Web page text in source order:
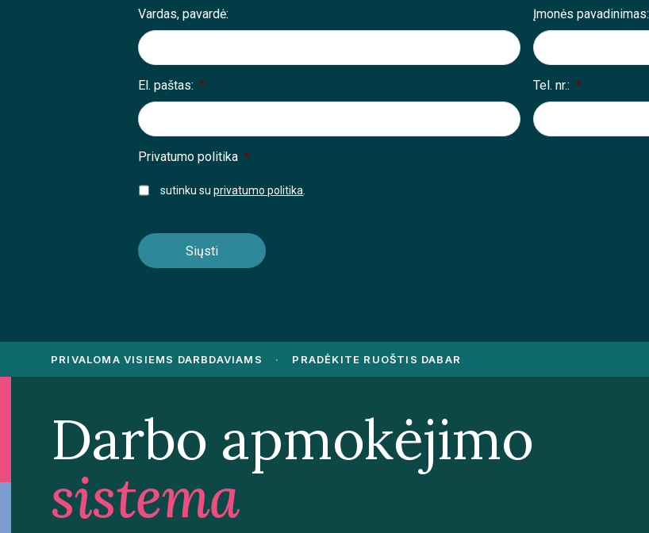
Vardas, pavardė: Įmonės pavadinimas:
El. paštas: * Tel. nr.: *
Privatumo politika *
sutinku suprivatumo politika
PRIVALOMA VISIEMS DARBDAVIAMS · PRADĖKITE RUOŠTIS DABAR
Darbo apmokėjimo
sistema